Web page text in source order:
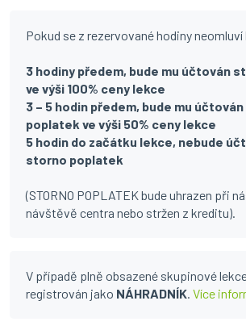
Pokud se z rezervované hodiny
3 hodiny předem, bude mu účtován
ve výši 100% ceny lekce
3 – 5 hodin předem, bude mu
poplatek ve výši 50% ceny lekce
5 hodin do začátku lekce, nebude
storno poplatek
(STORNO POPLATEK bude uhrazen při
návštěvě centra nebo stržen z kreditu).
V případě plně obsazené skupinové
registrován jako NÁHRADNÍK. Více